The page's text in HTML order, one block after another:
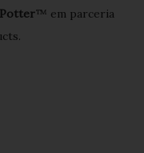
™ em parceria